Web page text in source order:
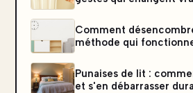
Comment
méthode qui
Punaises de lit :
et s'en débarrasser